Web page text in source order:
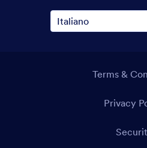
Terms &
Privacy